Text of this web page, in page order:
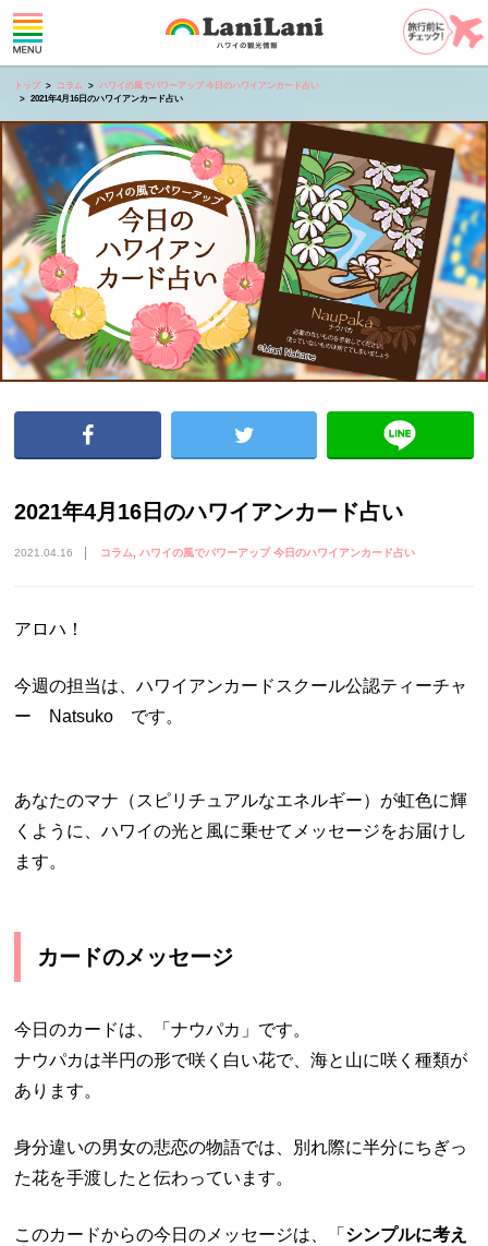
トップ コラム
ハワイの風でパワーアップ 今日のハワイアンカード占い
2021年4月16日のハワイアンカード占い
2021年4月16日のハワイアンカード占い
2021.04.16 コラム ハワイの風でパワーアップ 今日のハワイアンカード占い
アロハ！
今週の担当は、ハワイアンカードスクール公認ティーチャ
ー Natsuko です。
あなたのマナ（スピリチュアルなエネルギー）が虹色に輝
くように、ハワイの光と風に乗せてメッセージをお届けし
ます。
カードのメッセージ
今日のカードは、「ナウパカ」です。
ナウパカは半円の形で咲く白い花で、海と山に咲く種類が
あります。
身分違いの男女の悲恋の物語では、別れ際に半分にちぎっ
た花を手渡したと伝わっています。
このカードからの今日のメッセージは、「 シンプルに考え